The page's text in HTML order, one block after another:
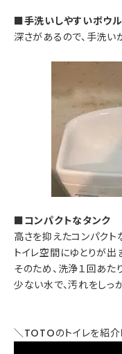
■手洗いしやすいボウル
深さがあるので、手洗い
■コンパクトなタンク
高さを抑えたコンパクト
トイレ空間にゆとりが出
そのため、洗浄１回あ
少ない水で、汚れをしっ
＼TOTOのトイレを紹